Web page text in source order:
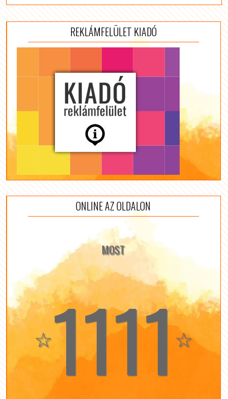
REKLÁMFELÜLET KIADÓ
ONLINE AZ OLDALON
MOST
☆1111☆